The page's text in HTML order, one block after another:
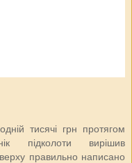
тисячі грн протягом
підколоти вирішив
правильно написано